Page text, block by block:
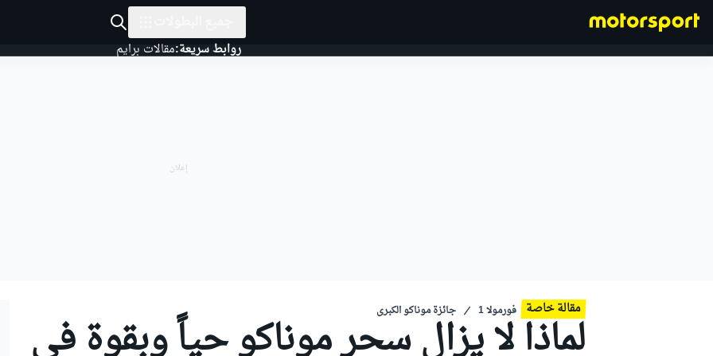
روابط سريعة:مقالات برايم
مقالة خاصة فورمولا 1 جائزة موناكو الكبرى
لماذا لا يزال سحر موناكو حياً وبقوة في